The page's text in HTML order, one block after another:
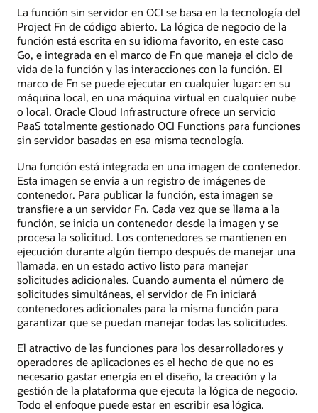
La función sin servidor en OCI se basa en la tecnología del
Project Fn de código abierto. La lógica de negocio de la
función está escrita en su idioma favorito, en este caso
Go, e integrada en el marco de Fn que maneja el ciclo de
vida de la función y las interacciones con la función. El
marco de Fn se puede ejecutar en cualquier lugar: en su
máquina local, en una máquina virtual en cualquier nube
o local. Oracle Cloud Infrastructure ofrece un servicio
PaaS totalmente gestionado OCI Functions para funciones
sin servidor basadas en esa misma tecnología.
Una función está integrada en una imagen de contenedor.
Esta imagen se envía a un registro de imágenes de
contenedor. Para publicar la función, esta imagen se
transfiere a un servidor Fn. Cada vez que se llama a la
función, se inicia un contenedor desde la imagen y se
procesa la solicitud. Los contenedores se mantienen en
ejecución durante algún tiempo después de manejar una
llamada, en un estado activo listo para manejar
solicitudes adicionales. Cuando aumenta el número de
solicitudes simultáneas, el servidor de Fn iniciará
contenedores adicionales para la misma función para
garantizar que se puedan manejar todas las solicitudes.
El atractivo de las funciones para los desarrolladores y
operadores de aplicaciones es el hecho de que no es
necesario gastar energía en el diseño, la creación y la
gestión de la plataforma que ejecuta la lógica de negocio.
Todo el enfoque puede estar en escribir esa lógica.